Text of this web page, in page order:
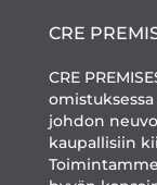
CRE
CRE
johdon
kaupallisiin